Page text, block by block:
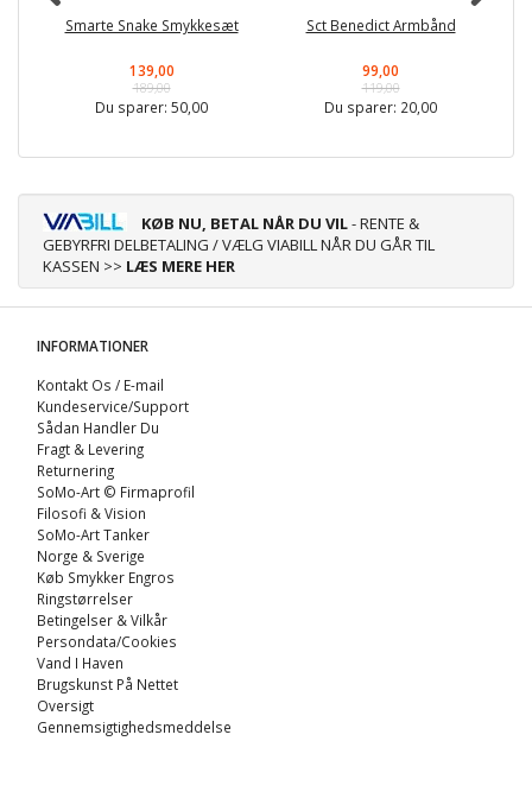
Smarte Snake Smykkesæt
139,00
189,00
Du sparer: 50,00
Sct Benedict Armbånd
99,00
119,00
Du sparer: 20,00
KØB NU, BETAL NÅR DU VIL- RENTE &
GEBYRFRI DELBETALING / VÆLG VIABILL NÅR DU GÅR TIL
KASSEN >> LÆS MERE HER
INFORMATIONER
Kontakt Os / E-mail
Kundeservice/Support
Sådan Handler Du
Fragt & Levering
Returnering
SoMo-Art © Firmaprofil
Filosofi & Vision
SoMo-Art Tanker
Norge & Sverige
Køb Smykker Engros
Ringstørrelser
Betingelser & Vilkår
Persondata/Cookies
Vand I Haven
Brugskunst På Nettet
Oversigt
Gennemsigtighedsmeddelse